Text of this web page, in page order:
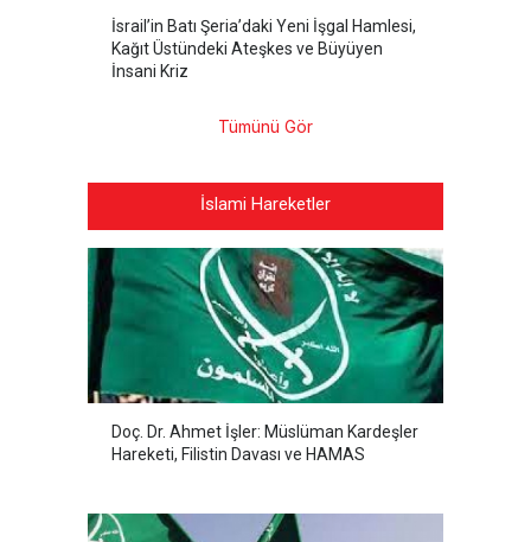
İsrail’in Batı Şeria’daki Yeni İşgal Hamlesi,
Kağıt Üstündeki Ateşkes ve Büyüyen
İnsani Kriz
Tümünü Gör
İslami Hareketler
Doç. Dr. Ahmet İşler: Müslüman Kardeşler
Hareketi, Filistin Davası ve HAMAS